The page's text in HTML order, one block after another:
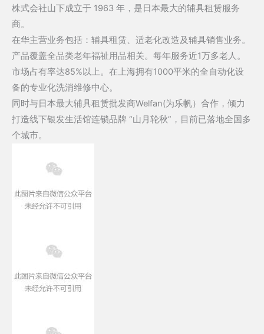
株式会社山下成立于 1963 年，是日本最大的辅具租赁服务
商。
在华主营业务包括：辅具租赁、适老化改造及辅具销售业务。
产品覆盖全品类老年福祉用品相关。每年服务近1万多老人。
市场占有率达85%以上。在上海拥有1000平米的全自动化设
备的专业化洗消维修中心。
同时与日本最大辅具租赁批发商Welfan(为乐帆）合作，倾力
打造线下银发生活馆连锁品牌 “山月轮秋”，目前已落地全国多
个城市。